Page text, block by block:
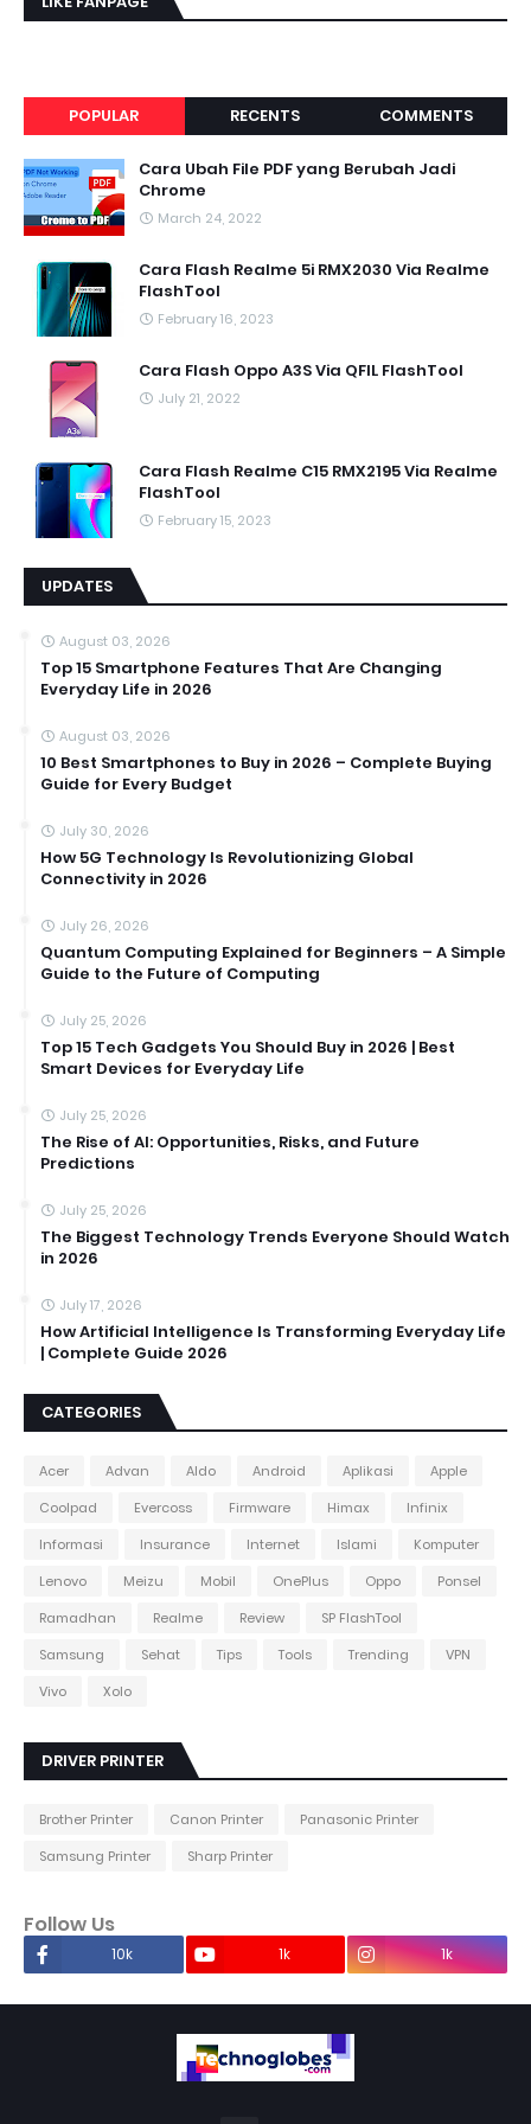
POPULAR RECENTS COMMENTS
Cara Ubah File PDF yang Berubah Jadi
Chrome
March 24, 2022
Cara Flash Realme 5i RMX2030 Via Realme
FlashTool
February 16, 2023
Cara Flash Oppo A3S Via QFIL FlashTool
July 21, 2022
Cara Flash Realme C15 RMX2195 Via Realme
FlashTool
February 15, 2023
UPDATES
August 03, 2026
Top 15 Smartphone Features That Are Changing
Everyday Life in 2026
August 03, 2026
10 Best Smartphones to Buy in 2026 – Complete Buying
Guide for Every Budget
July 30, 2026
How 5G Technology Is Revolutionizing Global
Connectivity in 2026
July 26, 2026
Quantum Computing Explained for Beginners – A Simple
Guide to the Future of Computing
July 25, 2026
Top 15 Tech Gadgets You Should Buy in 2026 | Best
Smart Devices for Everyday Life
July 25, 2026
The Rise of AI: Opportunities, Risks, and Future
Predictions
July 25, 2026
The Biggest Technology Trends Everyone Should Watch
in 2026
July 17, 2026
How Artificial Intelligence Is Transforming Everyday Life
| Complete Guide 2026
CATEGORIES
Acer Advan Aldo Android Aplikasi
Apple
Coolpad
Evercoss Firmware Himax
Infinix
Informasi
Insurance Internet Islami
Komputer
Lenovo
Meizu Mobil OnePlus Oppo
Ponsel
Ramadhan
Realme Review
SP FlashTool
Samsung
Sehat Tips Tools Trending
VPN
Vivo
Xolo
DRIVER PRINTER
Brother Printer Canon Printer
Panasonic Printer
Samsung Printer
Sharp Printer
Follow Us
10k 1k 1k